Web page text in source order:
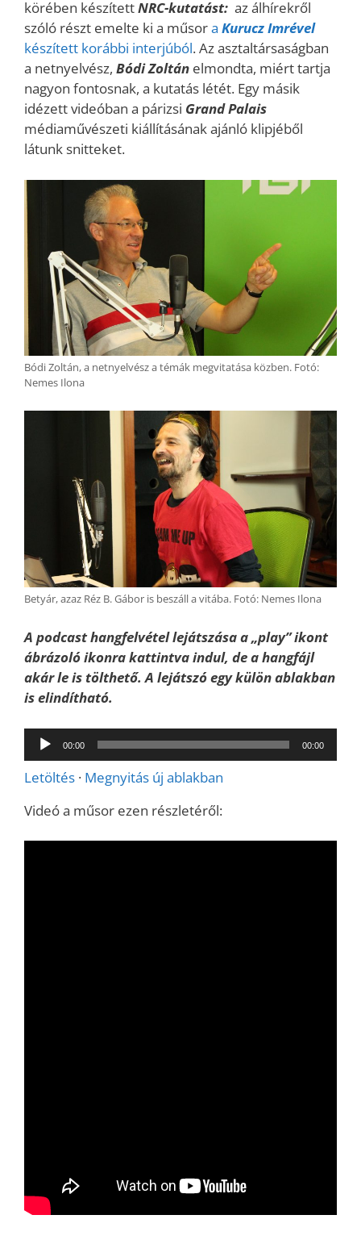
körében készítettNRC-kutatást: az álhírekről
szóló részt emelte ki a műsora Kurucz Imrével
készített korábbi interjúból. Az asztaltársaságban
a netnyelvész, Bódi Zoltán elmondta, miért tartja
nagyon fontosnak, a kutatás létét. Egy másik
idézett videóban a párizsi Grand Palais
médiaművészeti kiállításának ajánló klipjéből
látunk snitteket.
Bódi Zoltán, a netnyelvész a témák megvitatása közben. Fotó:
Nemes Ilona
Betyár, azaz Réz B. Gábor is beszáll a vitába. Fotó: Nemes Ilona
A podcast hangfelvétel lejátszása a „play” ikont
ábrázoló ikonra kattintva indul, de a hangfájl
akár le is tölthető. A lejátszó egy külön ablakban
is elindítható.
Audió
lejátszó
00:00 00:00
Letöltés · Megnyitás új ablakban
Videó a műsor ezen részletéről: